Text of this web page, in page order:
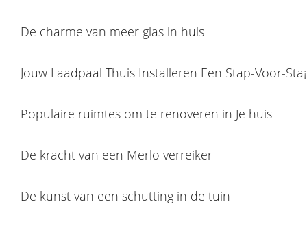
De charme van meer glas in huis
Jouw Laadpaal Thuis Installeren Een Stap-Voor-
Populaire ruimtes om te renoveren in Je huis
De kracht van een Merlo verreiker
De kunst van een schutting in de tuin